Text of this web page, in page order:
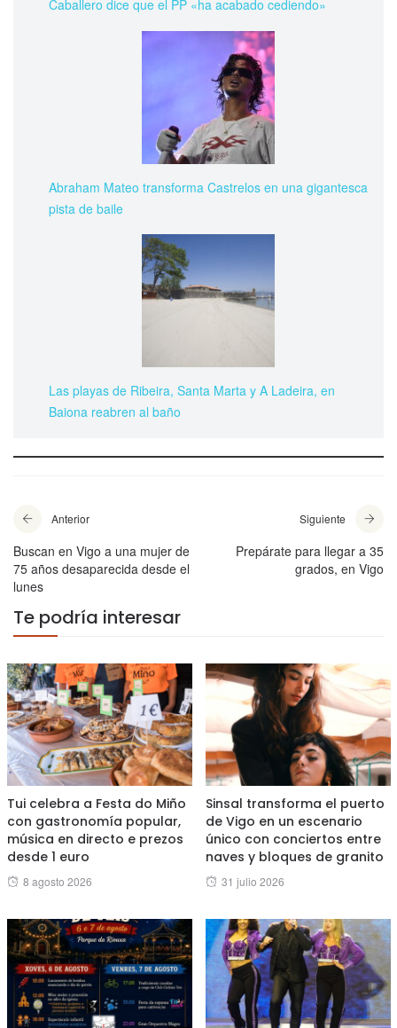
Caballero dice que el PP «ha acabado cediendo»
Abraham Mateo transforma Castrelos en una gigantesca
pista de baile
Las playas de Ribeira, Santa Marta y A Ladeira, en
Baiona reabren al baño
Anterior
Buscan en Vigo a una mujer de
75 años desaparecida desde el
lunes
Siguiente
Prepárate para llegar a 35
grados, en Vigo
Te podría interesar
Tui celebra a Festa do Miño
con gastronomía popular,
música en directo e prezos
desde 1 euro
Posted
8 agosto 2026
Sinsal transforma el puerto
de Vigo en un escenario
único con conciertos entre
naves y bloques de granito
Posted
31 julio 2026